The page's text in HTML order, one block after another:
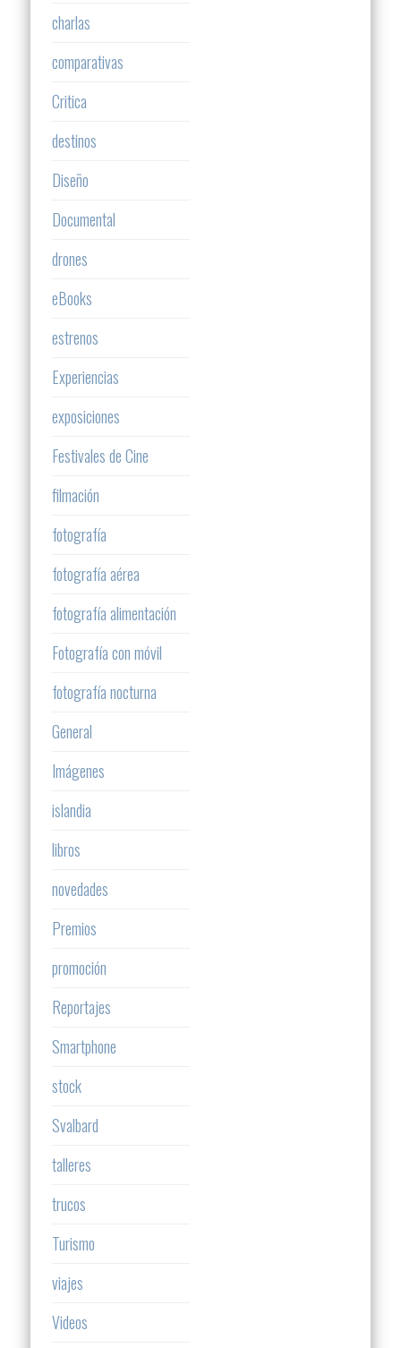
charlas
comparativas
Critica
destinos
Diseño
Documental
drones
eBooks
estrenos
Experiencias
exposiciones
Festivales de Cine
filmación
fotografía
fotografía aérea
fotografía alimentación
Fotografía con móvil
fotografía nocturna
General
Imágenes
islandia
libros
novedades
Premios
promoción
Reportajes
Smartphone
stock
Svalbard
talleres
trucos
Turismo
viajes
Videos